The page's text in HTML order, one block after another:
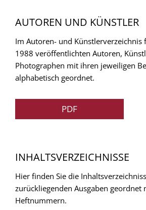
AUTOREN UND KÜNSTLER
Im Autoren- und Künstlerverzeichnis
1988 veröffentlichten Autoren,
Photographen mit ihren jeweiligen
alphabetisch geordnet.
PDF
INHALTSVERZEICHNISSE
Hier finden Sie die
zurückliegenden Ausgaben geordnet
Heftnummern.